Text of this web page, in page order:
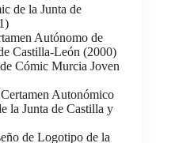
de la Junta de
Autónomo de
Castilla-León (2000)
Cómic Murcia Joven
Autonómico
la Junta de Castilla y
de Logotipo de la